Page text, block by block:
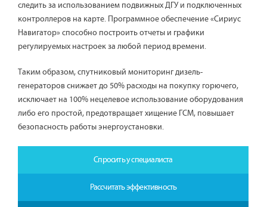
следить за использованием подвижных ДГУ и подключенных
контроллеров на карте. Программное обеспечение «Сириус
Навигатор» способно построить отчеты и графики
регулируемых настроек за любой период времени.
Таким образом, спутниковый мониторинг дизель-
генераторов снижает до 50% расходы на покупку горючего,
исключает на 100% нецелевое использование оборудования
либо его простой, предотвращает хищение ГСМ, повышает
безопасность работы энергоустановки.
Спросить у специалиста
Рассчитать эффективность